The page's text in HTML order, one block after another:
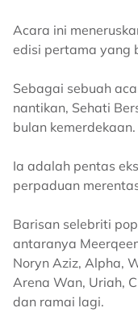
Acara ini
edisi pertama yang
Sebagai sebuah
nantikan, Sehati
bulan kemerdekaan.
Ia adalah pentas
perpaduan
Barisan selebriti
antaranya
Noryn Aziz, Alpha,
Arena Wan, Uriah,
dan ramai lagi.